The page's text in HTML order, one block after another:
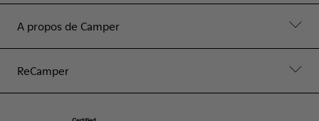
A propos de Camper
ReCamper